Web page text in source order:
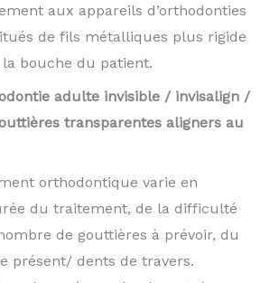
aux appareils d’orthodonties
de fils métalliques plus rigide
bouche du patient.
adulte invisible / invisalign /
transparentes aligners au
orthodontique varie en
du traitement, de la difficulté
de gouttières à prévoir, du
présent/ dents de travers.